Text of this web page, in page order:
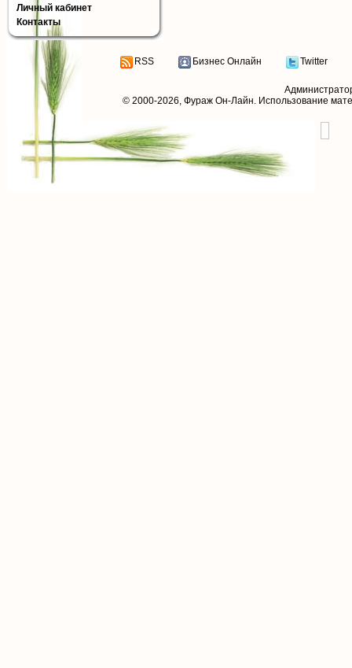
Личный кабинет
Контакты
RSS Бизнес Онлайн Twitter
© 2000-2026, Фураж Он-Лайн. Использование